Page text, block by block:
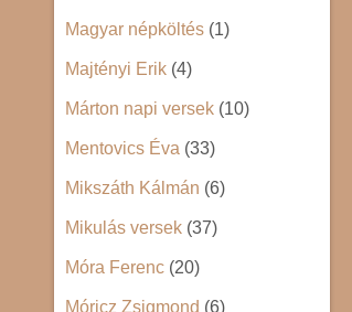
Magyar népköltés (1)
Majtényi Erik (4)
Márton napi versek (10)
Mentovics Éva (33)
Mikszáth Kálmán (6)
Mikulás versek (37)
Móra Ferenc (20)
Móricz Zsigmond (6)